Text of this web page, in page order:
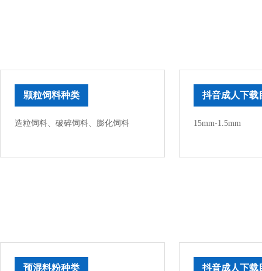
颗粒饲料种类
造粒饲料、破碎饲料、膨化饲料
抖音成人下载
15mm-1.5mm
预混料粉种类 抖音成人下载